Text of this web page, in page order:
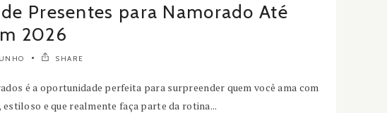
Presentes para Namorado Até
2026
SHARE
é a oportunidade perfeita para surpreender quem você ama com
e que realmente faça parte da rotina...